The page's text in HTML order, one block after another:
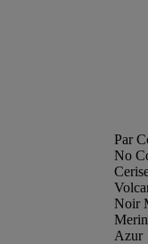
Par
No
Noir
Azur